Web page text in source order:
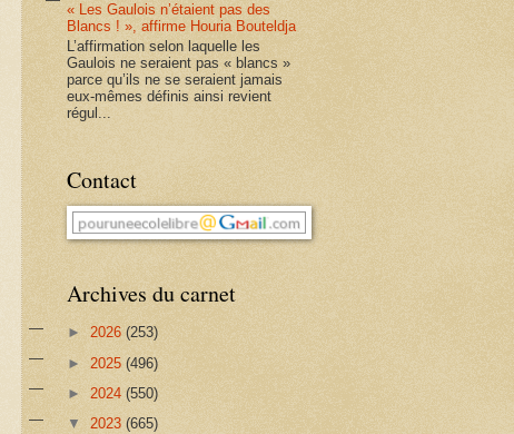
« Les Gaulois n’étaient pas des
Blancs ! », affirme Houria Bouteldja
L’affirmation selon laquelle les
Gaulois ne seraient pas « blancs »
parce qu’ils ne se seraient jamais
eux-mêmes définis ainsi revient
régul...
Contact
Archives du carnet
► 2026 (253)
► 2025 (496)
► 2024 (550)
▼ 2023 (665)